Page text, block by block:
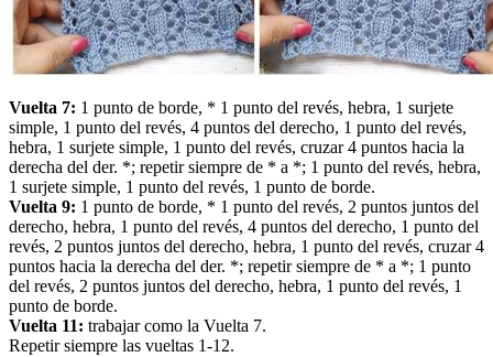
Vuelta 7: 1 punto de borde, * 1 punto del revés, hebra, 1 surjete
simple, 1 punto del revés, 4 puntos del derecho, 1 punto del revés,
hebra, 1 surjete simple, 1 punto del revés, cruzar 4 puntos hacia la
derecha del der. *; repetir siempre de * a *; 1 punto del revés, hebra,
1 surjete simple, 1 punto del revés, 1 punto de borde.
Vuelta 9: 1 punto de borde, * 1 punto del revés, 2 puntos juntos del
derecho, hebra, 1 punto del revés, 4 puntos del derecho, 1 punto del
revés, 2 puntos juntos del derecho, hebra, 1 punto del revés, cruzar 4
puntos hacia la derecha del der. *; repetir siempre de * a *; 1 punto
del revés, 2 puntos juntos del derecho, hebra, 1 punto del revés, 1
punto de borde.
Vuelta 11: trabajar como la Vuelta 7.
Repetir siempre las vueltas 1-12.